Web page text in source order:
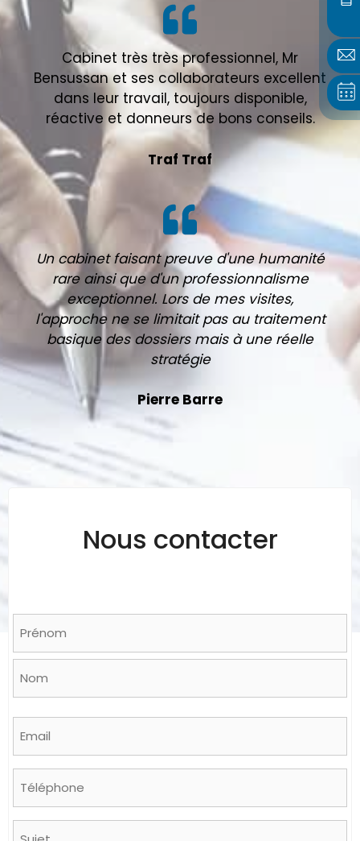
Cabinet très très professionnel, Mr
Bensussan et ses collaborateurs excellent
dans leur travail, toujours disponible,
réactive et donneurs de bons conseils.
Traf Traf
Un cabinet faisant preuve d'une humanité
rare ainsi que d'un professionnalisme
exceptionnel. Lors de mes visites,
l'approche ne se limitait pas au traitement
basique des dossiers mais à une réelle
stratégie
Pierre Barre
Nous contacter
*
Prénom
*